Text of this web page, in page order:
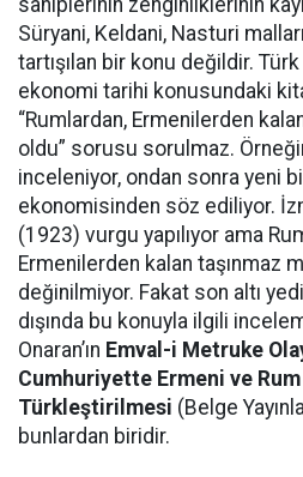
sahiplerinin zenginliklerinin
Süryani, Keldani, Nasturi
tartışılan bir konu değildir.
ekonomi tarihi konusundaki
“Rumlardan, Ermenilerden
oldu” sorusu sorulmaz.
inceleniyor, ondan sonra yeni
ekonomisinden söz ediliyor.
(1923) vurgu yapılıyor ama
Ermenilerden kalan taşınmaz
değinilmiyor. Fakat son altı
dışında bu konuyla ilgili
Onaran’ın Emval-i Metruke
Cumhuriyette Ermeni ve Rum
Türkleştirilmesi (Belge
bunlardan biridir.